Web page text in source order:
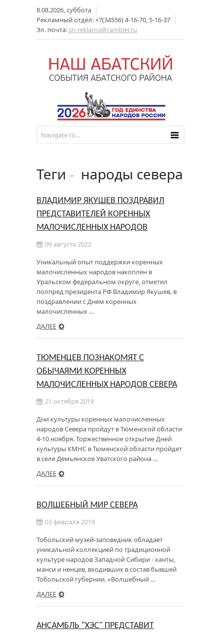
8.08.2026, суббота
Рекламный отдел: +7(34556) 4-16-70, 5-16-37
Эл. почта: sn-reklama@rambler.ru
Теги - народы севера
ВЛАДИМИР ЯКУШЕВ ПОЗДРАВИЛ
ПРЕДСТАВИТЕЛЕЙ КОРЕННЫХ
МАЛОЧИСЛЕННЫХ НАРОДОВ
09 августа 2022
Уникальный опыт поддержки коренных
малочисленных народов накоплен в
Уральском федеральном округе, отметил
полпред президента РФ Владимир Якушев, в
поздравлении с Днем коренных
малочисленных …
ДАЛЕЕ
ТЮМЕНЦЕВ ПОЗНАКОМЯТ С
ОБЫЧАЯМИ КОРЕННЫХ
МАЛОЧИСЛЕННЫХ НАРОДОВ СЕВЕРА
21 октября 2019
Дни культуры коренных малочисленных
народов Севера пройдут в Тюменской области
4-10 ноября. Торжественное открытие Дней
культуры КМНС в Тюменской области пройдет
в селе Демьянское Уватского района …
ДАЛЕЕ
ВОЛШЕБНЫЙ МИР СЕВЕРА
03 февраля 2019
Тобольский музей-заповедник обладает
уникальной коллекцией по традиционной
культуре народов Западной Сибири - ханты,
манси и ненцев, входивших в состав бывшей
Тобольской губернии. «Волшебный …
ДАЛЕЕ
АНСАМБЛЬ "ХЭС" ПРЕДСТАВИТ